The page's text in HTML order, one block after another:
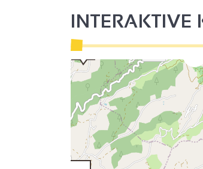
INTERAKTIVE